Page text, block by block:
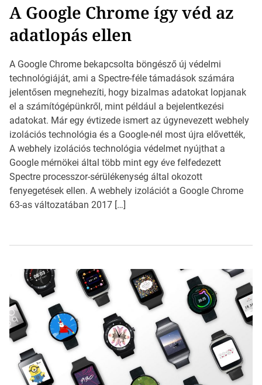
A Google Chrome így véd az
adatlopás ellen
A Google Chrome bekapcsolta böngésző új védelmi
technológiáját, ami a Spectre-féle támadások számára
jelentősen megnehezíti, hogy bizalmas adatokat lopjanak
el a számítógépünkről, mint például a bejelentkezési
adatokat. Már egy évtizede ismert az úgynevezett webhely
izolációs technológia és a Google-nél most újra elővették,
A webhely izolációs technológia védelmet nyújthat a
Google mérnökei által több mint egy éve felfedezett
Spectre processzor-sérülékenység által okozott
fenyegetések ellen. A webhely izolációt a Google Chrome
63-as változatában 2017 […]